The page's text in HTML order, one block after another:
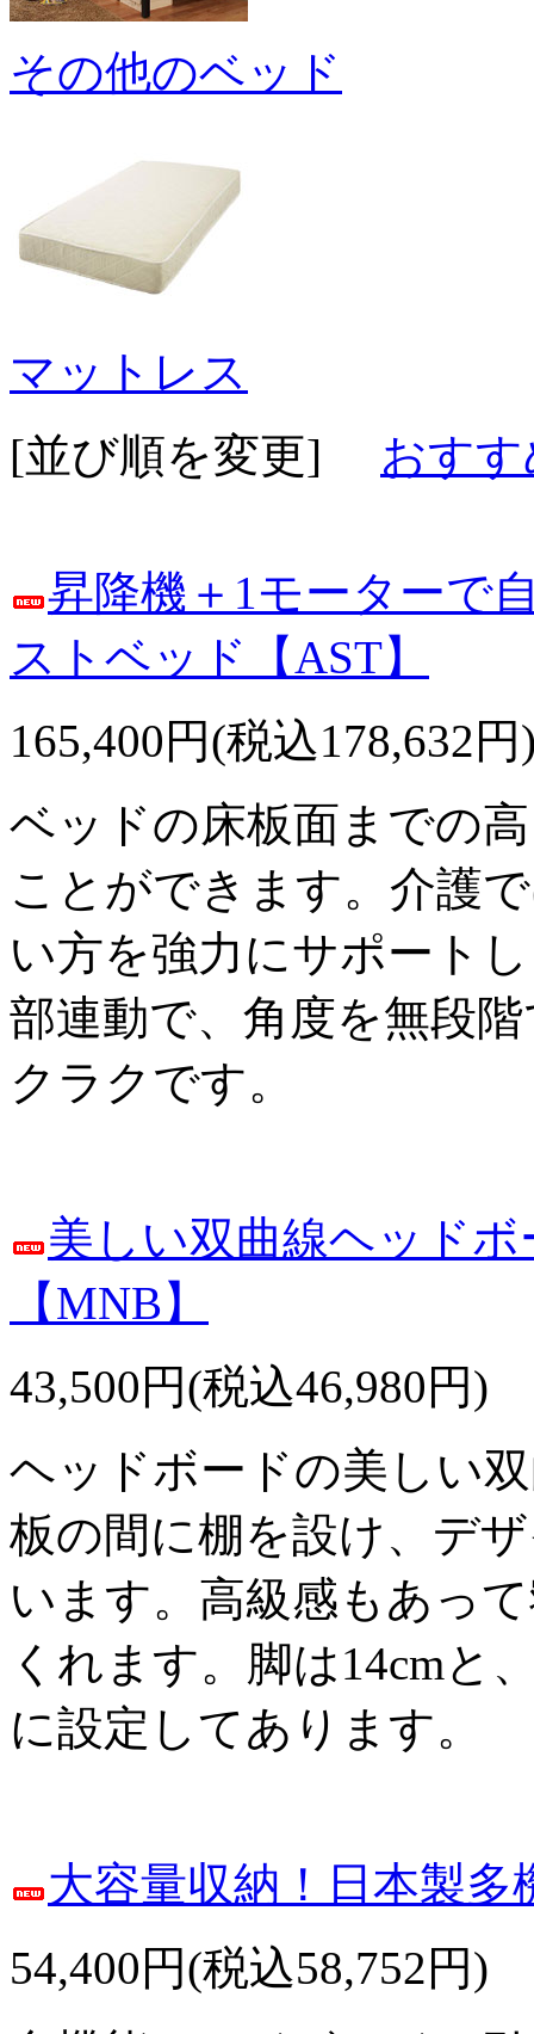
その他のベッド
マットレス
[並び順を変更] おす
昇降機＋1モーターで
ストベッド【AST】
165,400円(税込178,632円
ベッドの床板面までの
ことができます。介護
い方を強力にサポート
部連動で、角度を無段
クラクです。
美しい双曲線ヘッド
【MNB】
43,500円(税込46,980円)
ヘッドボードの美しい
板の間に棚を設け、デ
います。高級感もあっ
くれます。脚は14cmと
に設定してあります。
大容量収納！日本製
54,400円(税込58,752円)